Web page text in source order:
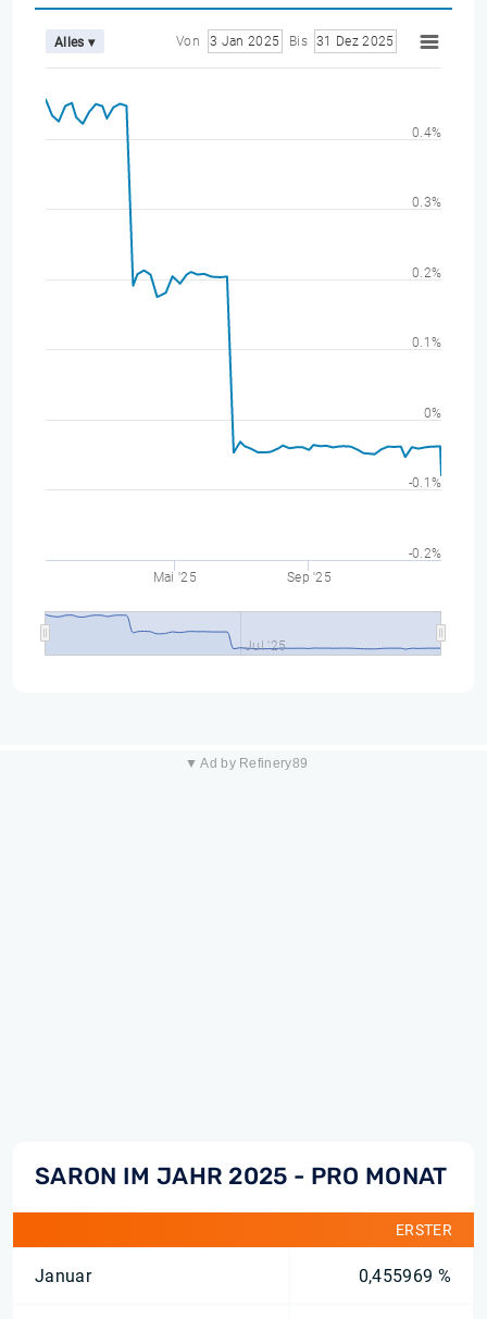
Alles ▾ Von 3 Jan 2025 Bis 31 Dez 2025
Mai '25 Sep '25
Jul '25
-0.2%
-0.1%
0%
0.1%
0.2%
0.3%
0.4%
▼ Ad by Refinery89
SARON IM JAHR 2025 - PRO MONAT
ERSTER
Januar 0,455969 %